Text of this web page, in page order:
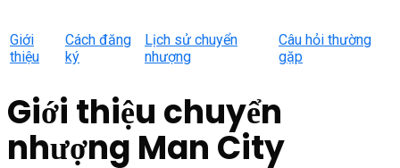
Giới
thiệu
Cách đăng
ký
Lịch sử chuyển
nhượng
Câu hỏi thường
gặp
Giới thiệu chuyển
nhượng Man City